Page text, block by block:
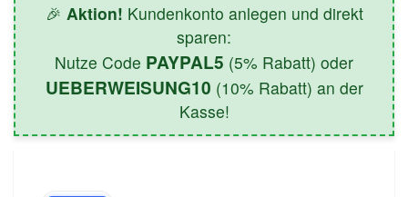
🎉 Aktion! Kundenkonto anlegen und direkt
sparen:
Nutze Code PAYPAL5 (5% Rabatt) oder
UEBERWEISUNG10 (10% Rabatt) an der
Kasse!